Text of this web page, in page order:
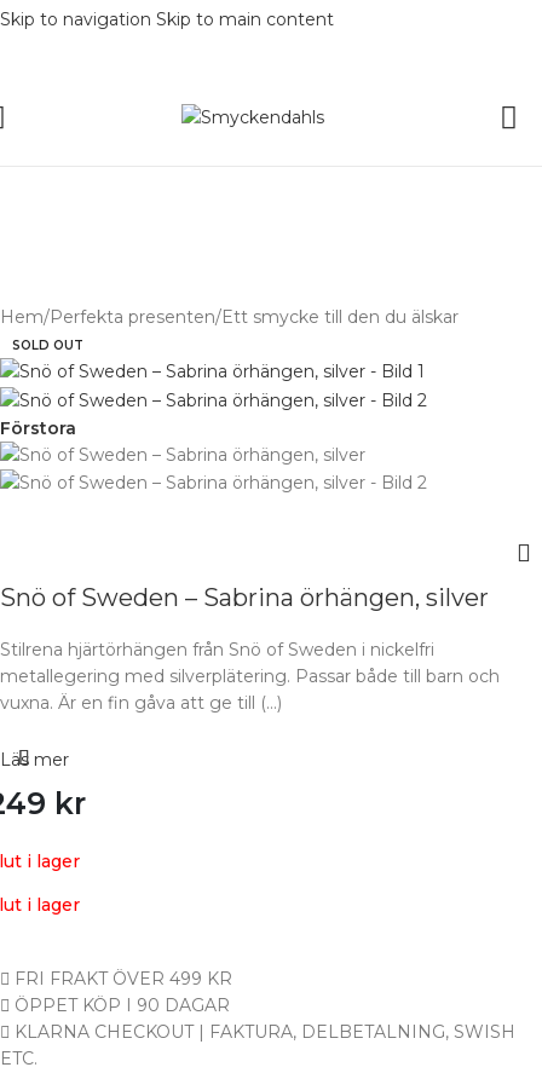
Skip to navigation Skip to main content
Hem/Perfekta presenten/Ett smycke till den du älskar
SOLD OUT
Förstora
Snö of Sweden – Sabrina örhängen, silver
Stilrena hjärtörhängen från Snö of Sweden i nickelfri
metallegering med silverplätering. Passar både till barn och
vuxna. Är en fin gåva att ge till (…)
Läs mer
kr
i lager
i lager
FRI FRAKT ÖVER 499 KR
ÖPPET KÖP I 90 DAGAR
KLARNA CHECKOUT | FAKTURA, DELBETALNING, SWISH
ETC.